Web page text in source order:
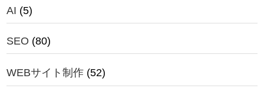
AI (5)
SEO (80)
WEBサイト制作 (52)